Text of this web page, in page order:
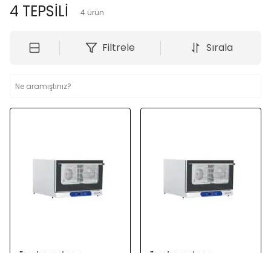
4 TEPSİLİ 4 ürün
Filtrele Sırala